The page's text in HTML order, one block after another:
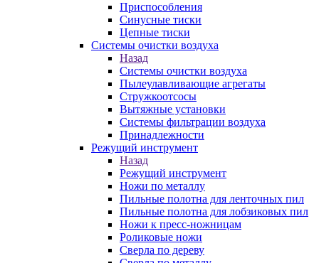
Приспособления
Синусные тиски
Цепные тиски
Системы очистки воздуха
Назад
Системы очистки воздуха
Пылеулавливающие агрегаты
Стружкоотсосы
Вытяжные установки
Системы фильтрации воздуха
Принадлежности
Режущий инструмент
Назад
Режущий инструмент
Ножи по металлу
Пильные полотна для ленточных пил
Пильные полотна для лобзиковых пил
Ножи к пресс-ножницам
Роликовые ножи
Сверла по дереву